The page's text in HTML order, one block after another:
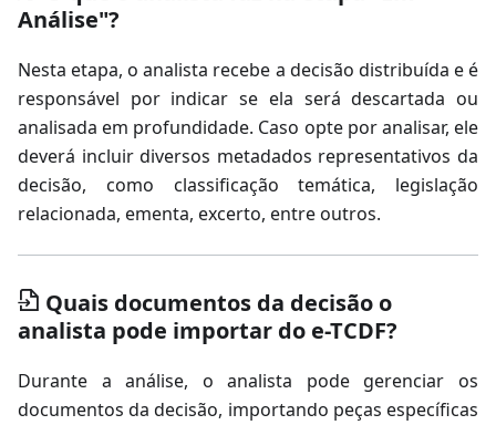
Análise"?
Nesta etapa, o analista recebe a decisão distribuída e é
responsável por indicar se ela será descartada ou
analisada em profundidade. Caso opte por analisar, ele
deverá incluir diversos metadados representativos da
decisão, como classificação temática, legislação
relacionada, ementa, excerto, entre outros.
Quais documentos da decisão o
analista pode importar do e-TCDF?
Durante a análise, o analista pode gerenciar os
documentos da decisão, importando peças específicas